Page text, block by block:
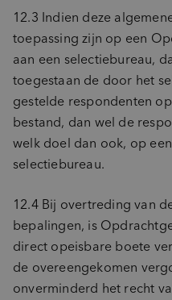
12.3 Indien deze
toepassing zijn op een
aan een selectiebureau,
toegestaan de door het
gestelde respondenten
bestand, dan wel de
welk doel dan ook, op
selectiebureau.
12.4 Bij overtreding van
bepalingen, is
direct opeisbare boete
de overeengekomen
onverminderd het recht